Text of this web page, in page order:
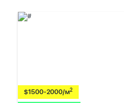
$1500-2000/м2